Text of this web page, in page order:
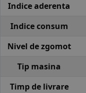
Indice aderenta
Indice consum
Nivel de zgomot
Tip masina
Timp de livrare